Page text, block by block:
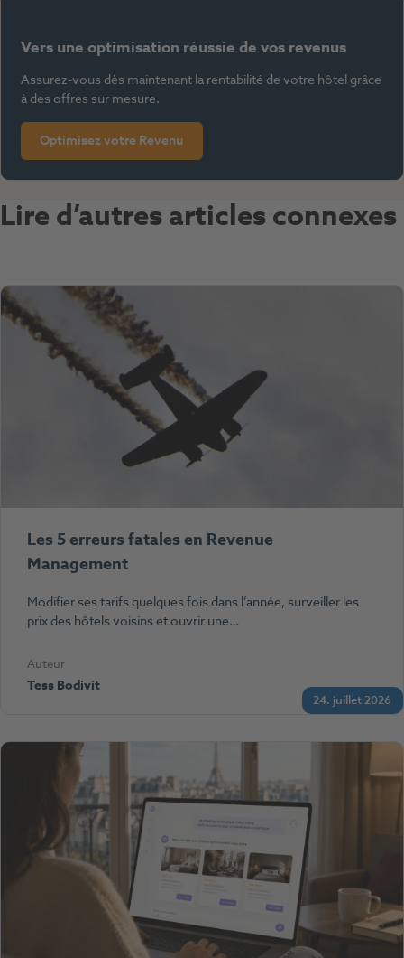
Vers une optimisation réussie de vos revenus
Assurez-vous dès maintenant la rentabilité de votre hôtel grâce
à des offres sur mesure.
Optimisez votre Revenu
Lire d’autres articles connexes
24. juillet 2026
Les 5 erreurs fatales en Revenue
Management
Modifier ses tarifs quelques fois dans l’année, surveiller les
prix des hôtels voisins et ouvrir une…
Auteur
Tess Bodivit